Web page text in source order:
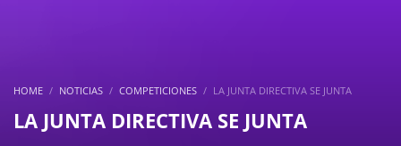
HOME NOTICIAS COMPETICIONES LA JUNTA DIRECTIVA SE JUNTA
LA JUNTA DIRECTIVA SE JUNTA